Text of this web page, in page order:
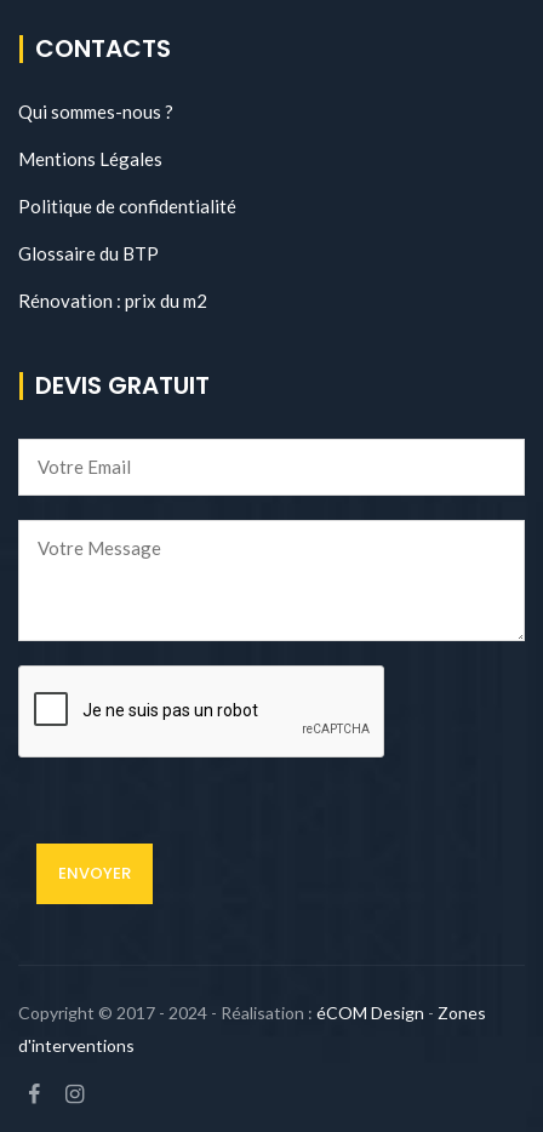
CONTACTS
Qui sommes-nous ?
Mentions Légales
Politique de confidentialité
Glossaire du BTP
Rénovation : prix du m2
DEVIS GRATUIT
Copyright © 2017 - 2024 - Réalisation : éCOM Design - Zones
d'interventions